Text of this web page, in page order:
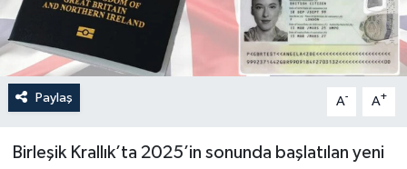
Paylaş A- A+
Birleşik Krallık’ta 2025’in sonunda başlatılan yeni